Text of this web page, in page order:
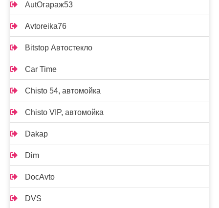
AutOгараж53
Avtoreika76
Bitstop Автостекло
Car Time
Chisto 54, автомойка
Chisto VIP, автомойка
Dakap
Dim
DocAvto
DVS